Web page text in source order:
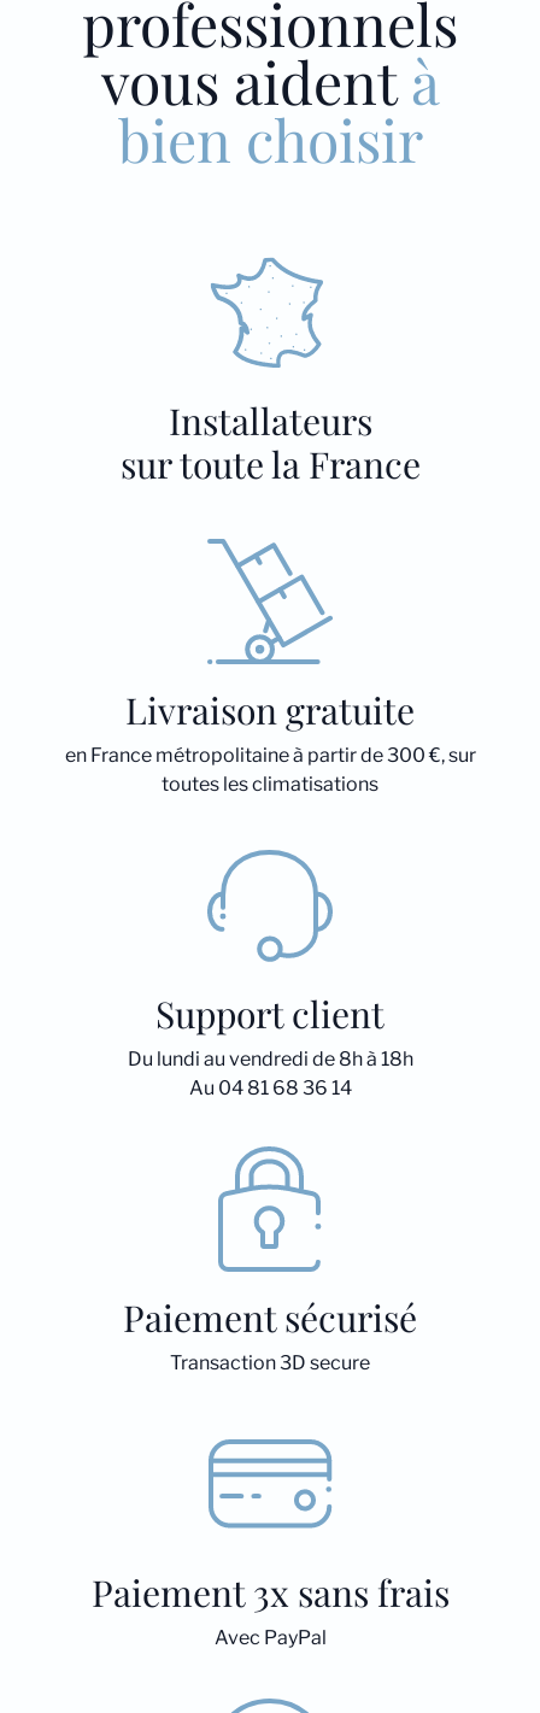
professionnels
vous aidentà
bien choisir
Installateurs
sur toute la France
Livraison gratuite
en France métropolitaine à partir de 300 €, sur
toutes les climatisations
Support client
Du lundi au vendredi de 8h à 18h
Au 04 81 68 36 14
Paiement sécurisé
Transaction 3D secure
Paiement 3x sans frais
Avec PayPal